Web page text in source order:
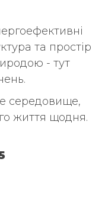
та простір
- тут
середовище,
життя щодня.